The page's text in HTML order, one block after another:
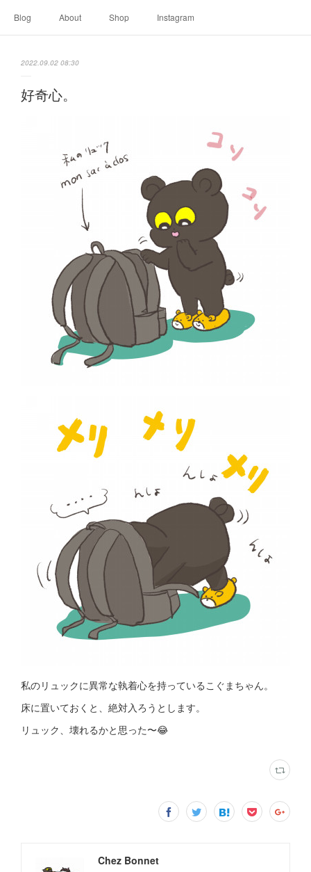
Blog About Shop Instagram
2022.09.02 08:30
好奇心。
私のリュックに異常な執着心を持っているこぐまちゃん。
床に置いておくと、絶対入ろうとします。
リュック、壊れるかと思った〜😂
Chez Bonnet